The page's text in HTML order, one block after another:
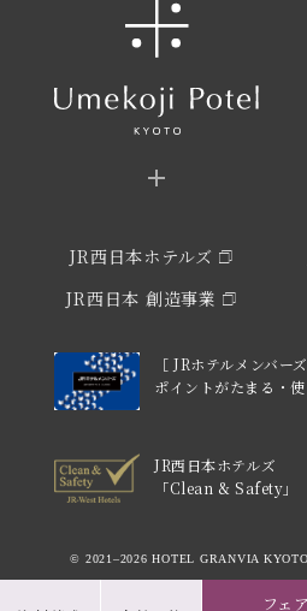
フェ
JR西日本ホテルズ
JR西日本 創造事業
［ JRホテルメンバーズ
ポイントがたまる・使
JR西日本ホテルズ
「Clean & Safety」
© 2021–2026 HOTEL GRANVIA